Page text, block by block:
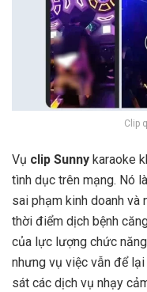
Clip
Vụ clip Sunny karaoke
tình dục trên mạng. Nó
sai phạm kinh doanh
thời điểm dịch bệnh
của lực lượng chức
nhưng vụ việc vẫn để
sát các dịch vụ nhạy